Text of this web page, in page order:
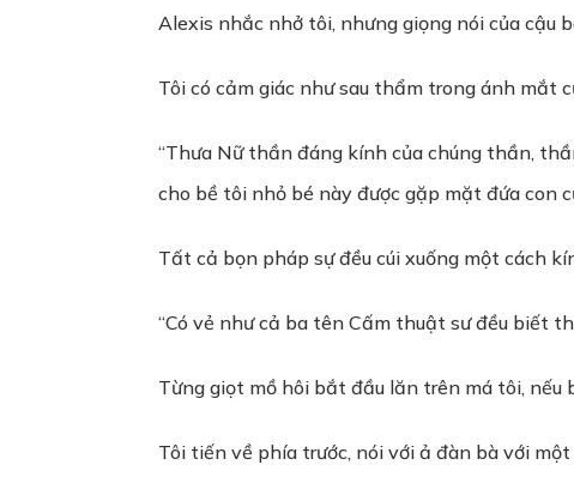
Alexis nhắc nhở tôi, nhưng giọng nói của cậu
Tôi có cảm giác như sau thẩm trong ánh mắt
“Thưa Nữ thần đáng kính của chúng thần,
cho bề tôi nhỏ bé này được gặp mặt đứa con
Tất cả bọn pháp sự đều cúi xuống một cách
“Có vẻ như cả ba tên Cấm thuật sư đều biết
Từng giọt mồ hôi bắt đầu lăn trên má tôi,
Tôi tiến về phía trước, nói với ả đàn bà với